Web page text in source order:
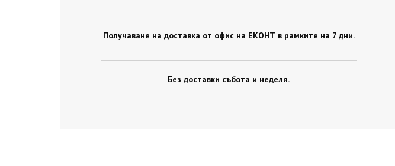
Получаване на доставка от офис на ЕКОНТ в рамките на 7 дни.
Без доставки събота и неделя.